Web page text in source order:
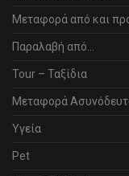
Μεταφορά από και
Παραλαβή από…
Tour – Ταξίδια
Μεταφορά
Υγεία
Pet